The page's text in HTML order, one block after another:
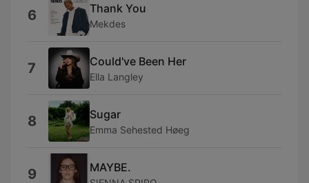
6 Thank You
Mekdes
7 Could've Been Her
Ella Langley
8 Sugar
Emma Sehested Høeg
9 MAYBE.